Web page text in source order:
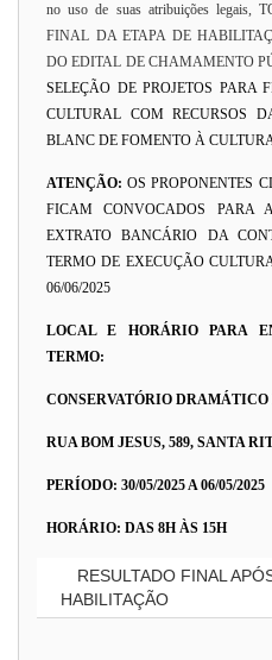
no uso de suas atribuições legais,
FINAL DA ETAPA DE
DO EDITAL DE CHAMAMENTO
SELEÇÃO DE PROJETOS PARA
CULTURAL COM RECURSOS
BLANC DE FOMENTO À
ATENÇÃO: OS PROPONENTES
FICAM CONVOCADOS PARA
EXTRATO BANCÁRIO DA
TERMO DE EXECUÇÃO
06/06/2025
LOCAL E HORÁRIO PARA
TERMO:
CONSERVATÓRIO
RUA BOM JESUS, 589, SANTA
PERÍODO: 30/05/2025 A 06/05/2025
HORÁRIO: DAS 8H ÀS 15H
RESULTADO FINAL
HABILITAÇÃO